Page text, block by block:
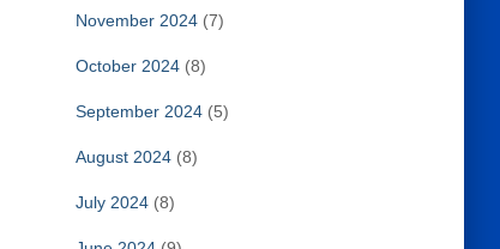
November 2024(7)
October 2024(8)
September 2024(5)
August 2024(8)
July 2024(8)